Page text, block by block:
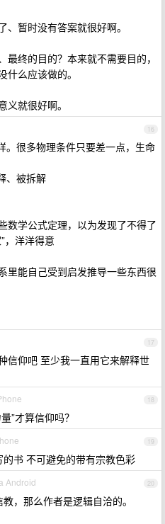
暂时没有答案就很好啊。
终的目的？本来就不需要目的，
什么应该做的。
义就很好啊。
16
。很多物理条件只要差一点，生命
、被拆解
数学公式定理，以为发现了不得了
，洋洋得意
里能自己受到启发推导一些东西很
17
信仰吧 至少我一直用它来解释世
18
”才算信仰吗？
19
的书 不可避免的带有宗教色彩
20
Android
，那么作者是逻辑自洽的。